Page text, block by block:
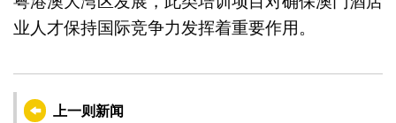
业人才保持国际竞争力发挥着重要作用。
上一则新闻